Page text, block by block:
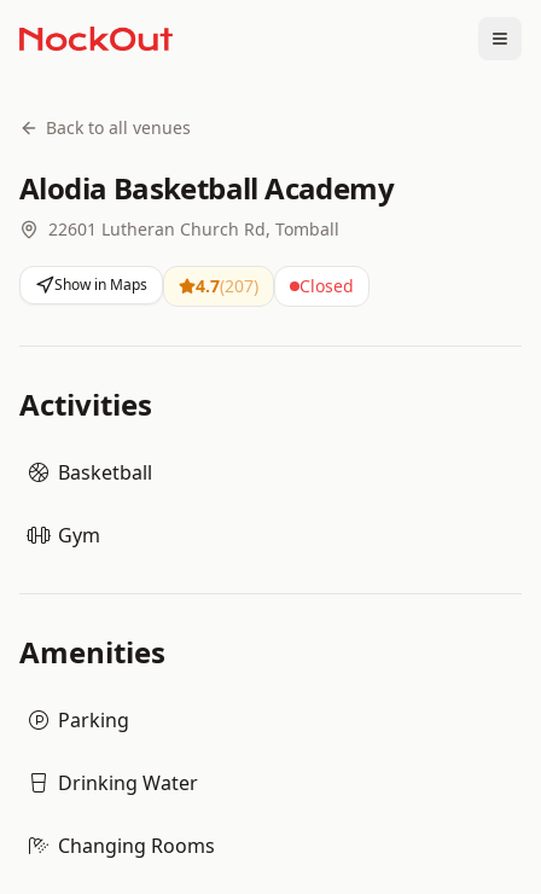
Back to all venues
Alodia Basketball Academy
22601 Lutheran Church Rd, Tomball
Show in Maps 4.7(207) Closed
Activities
Basketball
Gym
Amenities
Parking
Drinking Water
Changing Rooms